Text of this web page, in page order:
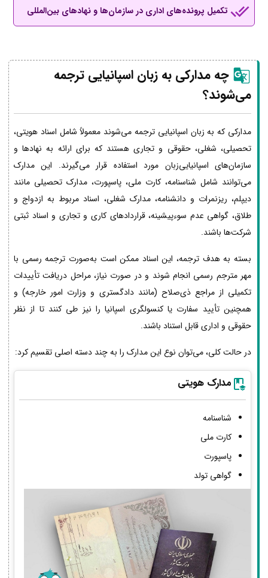
تکمیل پرونده‌های اداری در سازمان‌ها و نهادهای بین‌المللی
چه مدارکی به زبان اسپانیایی ترجمه
می‌شوند؟
مدارکی که به زبان اسپانیایی ترجمه می‌شوند معمولاً شامل اسناد هویتی،
تحصیلی، شغلی، حقوقی و تجاری هستند که برای ارائه به نهادها و
سازمان‌های اسپانیایی‌زبان مورد استفاده قرار می‌گیرند. این مدارک
می‌توانند شامل شناسنامه، کارت ملی، پاسپورت، مدارک تحصیلی مانند
دیپلم، ریزنمرات و دانشنامه، مدارک شغلی، اسناد مربوط به ازدواج و
طلاق، گواهی عدم سوءپیشینه، قراردادهای کاری و تجاری و اسناد ثبتی
شرکت‌ها باشند.
بسته به هدف ترجمه، این اسناد ممکن است به‌صورت ترجمه رسمی با
مهر مترجم رسمی انجام شوند و در صورت نیاز، مراحل دریافت تأییدات
تکمیلی از مراجع ذی‌صلاح (مانند دادگستری و وزارت امور خارجه) و
همچنین تأیید سفارت یا کنسولگری اسپانیا را نیز طی کنند تا از نظر
حقوقی و اداری قابل استناد باشند.
در حالت کلی، می‌توان نوع این مدارک را به چند دسته اصلی تقسیم کرد:
مدارک هویتی
شناسنامه
کارت ملی
پاسپورت
گواهی تولد